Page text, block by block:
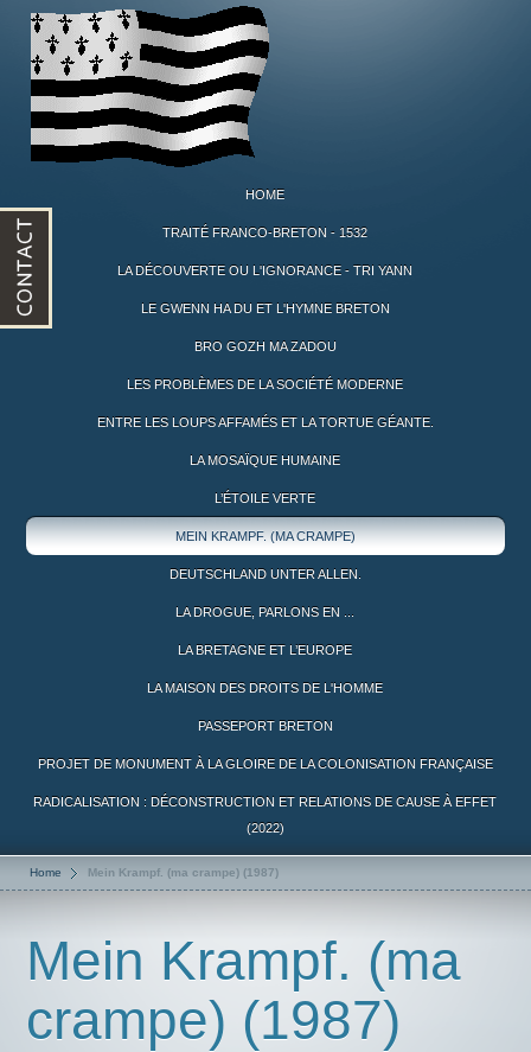
HOME
TRAITÉ FRANCO-BRETON - 1532
LA DÉCOUVERTE OU L'IGNORANCE - TRI YANN
LE GWENN HA DU ET L'HYMNE BRETON
BRO GOZH MA ZADOU
LES PROBLÈMES DE LA SOCIÉTÉ MODERNE
ENTRE LES LOUPS AFFAMÉS ET LA TORTUE GÉANTE.
LA MOSAÏQUE HUMAINE
L’ÉTOILE VERTE
MEIN KRAMPF. (MA CRAMPE)
DEUTSCHLAND UNTER ALLEN.
LA DROGUE, PARLONS EN ...
LA BRETAGNE ET L’EUROPE
LA MAISON DES DROITS DE L'HOMME
PASSEPORT BRETON
PROJET DE MONUMENT À LA GLOIRE DE LA COLONISATION FRANÇAISE
RADICALISATION : DÉCONSTRUCTION ET RELATIONS DE CAUSE À EFFET
(2022)
Home Mein Krampf. (ma crampe) (1987)
Mein Krampf. (ma
crampe) (1987)